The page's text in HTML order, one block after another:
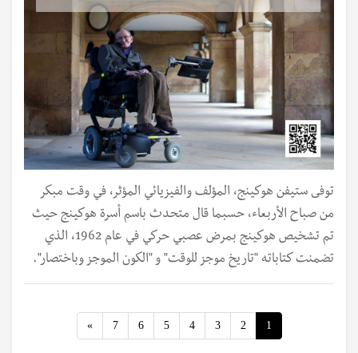
توفى ستيفن هوكينج، المؤلف والفيزيائي المؤثر، في وقت مبكر
من صباح الأربعاء، حسبما قال متحدث باسم أسرة هوكينج حيث
تم تشخيص هوكينج بمرض عصبي حركي في عام 1962، الذي
تضمنت كتاباته "تاريخ موجز للوقت" و "الكون الموجز وباختصار".
1
2
3
4
5
6
7
»
Next